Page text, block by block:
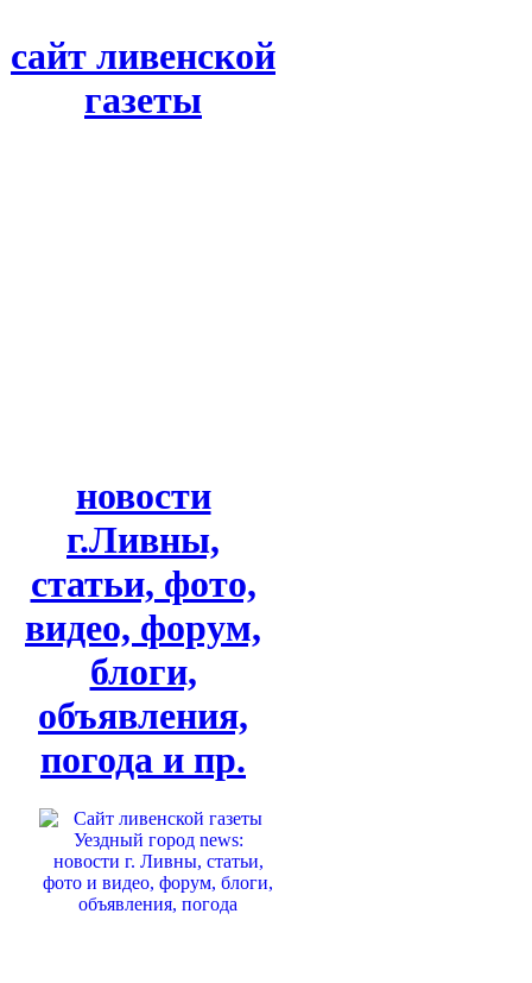
сайт ливенской
газеты
новости
г.Ливны,
статьи, фото,
видео, форум,
блоги,
объявления,
погода и пр.